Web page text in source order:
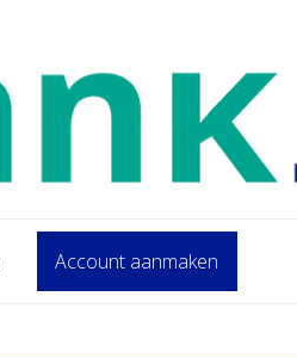
Account aanmaken